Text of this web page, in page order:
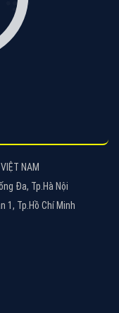
NAM
Đa, Tp.Hà Nội
1, Tp.Hồ Chí Minh